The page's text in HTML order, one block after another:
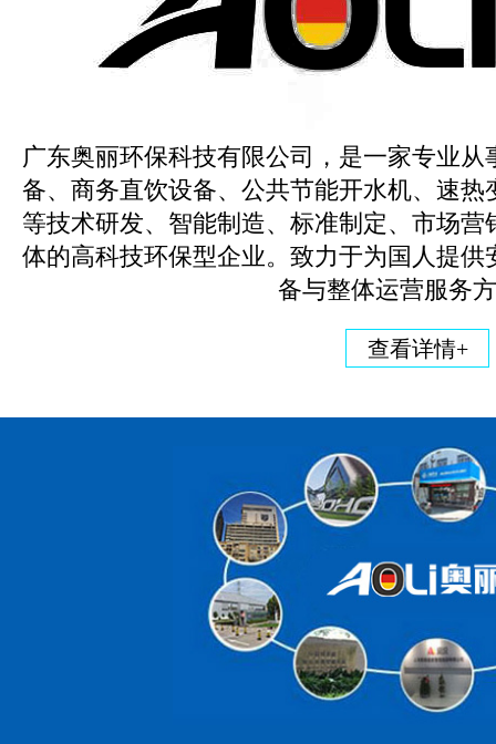
广东奥丽环保科技有限公司，是一家专业
备、商务直饮设备、公共节能开水机、速
等技术研发、智能制造、标准制定、市场
体的高科技环保型企业。致力于为国人提
备与整体运营服务
查看详情+